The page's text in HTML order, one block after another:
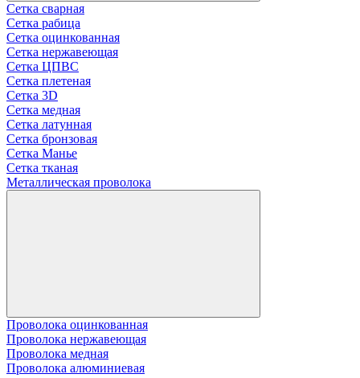
Сетка сварная
Сетка рабица
Сетка оцинкованная
Сетка нержавеющая
Сетка ЦПВС
Сетка плетеная
Сетка 3D
Сетка медная
Сетка латунная
Сетка бронзовая
Сетка Манье
Сетка тканая
Металлическая проволока
Проволока оцинкованная
Проволока нержавеющая
Проволока медная
Проволока алюминиевая